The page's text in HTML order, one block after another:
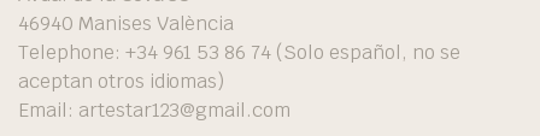
46940 Manises València
Telephone: +34 961 53 86 74 (Solo español, no se
aceptan otros idiomas)
Email: artestar123@gmail.com